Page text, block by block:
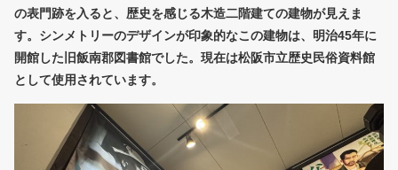
の表門跡を入ると、歴史を感じる木造二階建ての建物が見えま
す。シンメトリーのデザインが印象的なこの建物は、明治45年に
開館した旧飯南郡図書館でした。現在は松阪市立歴史民俗資料館
として使用されています。